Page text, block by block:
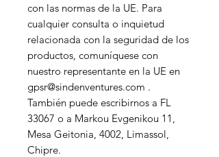
con las normas de la UE. Para
cualquier consulta o inquietud
relacionada con la seguridad de los
productos, comuníquese con
gpsr@sindenventures.com .
También puede escribirnos a FL
33067 o a Markou Evgenikou 11,
Mesa Geitonia, 4002, Limassol,
Chipre.